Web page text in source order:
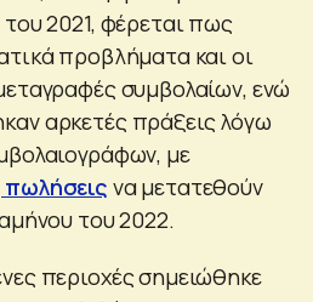
2021, φέρεται πως
προβλήματα και οι
συμβολαίων, ενώ
αρκετές πράξεις λόγω
με
πωλήσεις να μετατεθούν
του 2022.
περιοχές σημειώθηκε